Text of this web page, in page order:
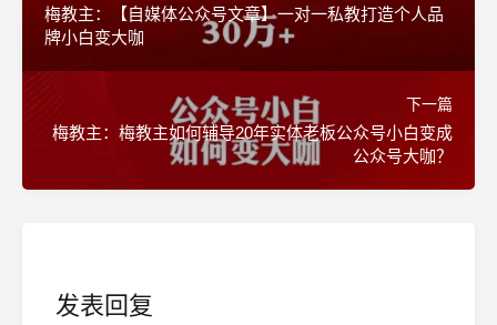
梅教主：【自媒体公众号文章】一对一私教打造个人品
牌小白变大咖
下一篇
梅教主：梅教主如何辅导20年实体老板公众号小白变成
公众号大咖？
发表回复